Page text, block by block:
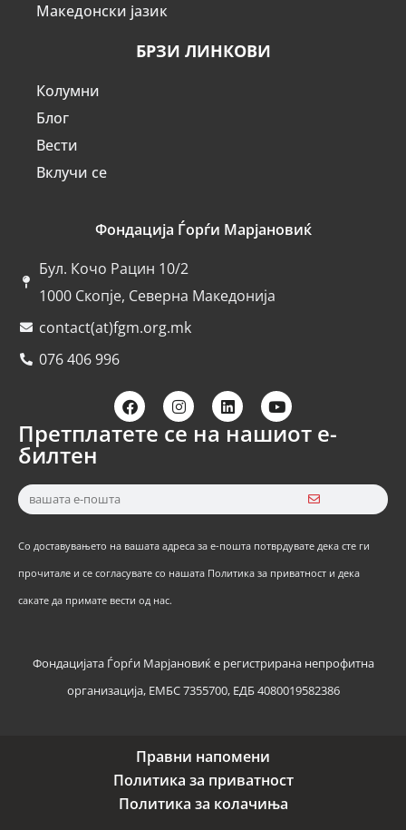
Македонски јазик
БРЗИ ЛИНКОВИ
Колумни
Блог
Вести
Вклучи се
Фондација Ѓорѓи Марјановиќ
Бул. Кочо Рацин 10/2
1000 Скопје, Северна Македонија
contact(at)fgm.org.mk
076 406 996
Претплатете се на нашиот е-
билтен
Со доставувањето на вашата адреса за е-пошта потврдувате дека сте ги
прочитале и се согласувате со нашата Политика за приватност и дека
сакате да примате вести од нас.
Фондацијата Ѓорѓи Марјановиќ е регистрирана непрофитна
организација, ЕМБС 7355700, ЕДБ 4080019582386
Правни напомени
Политика за приватност
Политика за колачиња